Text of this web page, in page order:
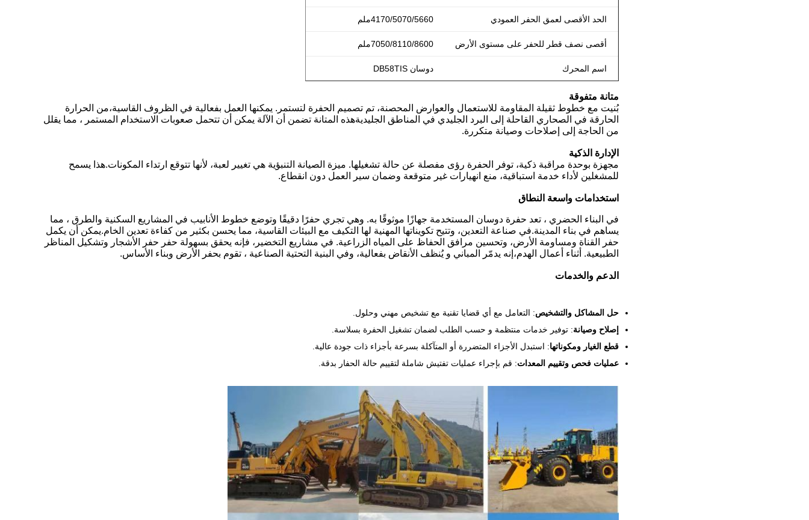
الحد الأقصى لعمق الحفر العمودي 4170/5070/5660ملم
أقصى نصف قطر للحفر على مستوى الأرض 7050/8110/8600ملم
اسم المحرك دوسان DB58TIS
متانة متفوقة
بُنيت مع خطوط ثقيلة المقاومة للاستعمال والعوارض المحصنة، تم تصميم الحفرة لتستمر. يمكنها العمل بفعالية في الظروف القاسية،من الحرارة
الحارقة في الصحاري القاحلة إلى البرد الجليدي في المناطق الجليديةهذه المتانة تضمن أن الآلة يمكن أن تتحمل صعوبات الاستخدام المستمر ، مما يقلل
من الحاجة إلى إصلاحات وصيانة متكررة.
الإدارة الذكية
مجهزة بوحدة مراقبة ذكية، توفر الحفرة رؤى مفصلة عن حالة تشغيلها. ميزة الصيانة التنبؤية هي تغيير لعبة، لأنها تتوقع ارتداء المكونات.هذا يسمح
للمشغلين لأداء خدمة استباقية، منع انهيارات غير متوقعة وضمان سير العمل دون انقطاع.
استخدامات واسعة النطاق
في البناء الحضري ، تعد حفرة دوسان المستخدمة جهازًا موثوقًا به. وهي تجري حفرًا دقيقًا وتوضع خطوط الأنابيب في المشاريع السكنية والطرق ، مما
يساهم في بناء المدينة.في صناعة التعدين، وتتيح تكويناتها المهنية لها التكيف مع البيئات القاسية، مما يحسن بكثير من كفاءة تعدين الخام.يمكن أن يكمل
حفر القناة ومساومة الأرض، وتحسين مرافق الحفاظ على المياه الزراعية. في مشاريع التخضير، فإنه يحقق بسهولة حفر حفر الأشجار وتشكيل المناظر
الطبيعية. أثناء أعمال الهدم،إنه يدمّر المباني و يُنظف الأنقاض بفعالية، وفي البنية التحتية الصناعية ، تقوم بحفر الأرض وبناء الأساس.
الدعم والخدمات
حل المشاكل والتشخيص: التعامل مع أي قضايا تقنية مع تشخيص مهني وحلول.
إصلاح وصيانة: توفير خدمات منتظمة و حسب الطلب لضمان تشغيل الحفرة بسلاسة.
قطع الغيار ومكوناتها: استبدل الأجزاء المتضررة أو المتآكلة بسرعة بأجزاء ذات جودة عالية.
عمليات فحص وتقييم المعدات: قم بإجراء عمليات تفتيش شاملة لتقييم حالة الحفار بدقة.